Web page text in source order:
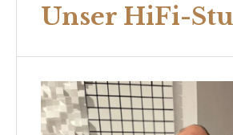
Unser HiFi-